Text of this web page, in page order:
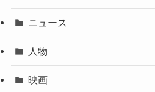
ニュース
人物
映画